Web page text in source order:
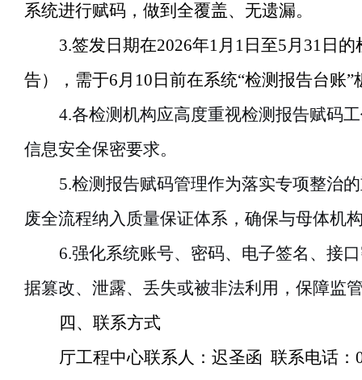
系统进行赋码，做到全覆盖、无遗漏。
3.签发日期在2026年1月1日至5月31日
告），需于6月10日前在系统“检测报告台账
4.各检测机构应高度重视检测报告赋码
信息安全保密要求。
5.检测报告赋码管理作为落实专项整治
废全流程纳入质量保证体系，确保与母体机
6.强化系统账号、密码、电子签名、接
据篡改、泄露、丢失或被非法利用，保障监
四、联系方式
厅工程中心联系人：迟圣函 联系电话：